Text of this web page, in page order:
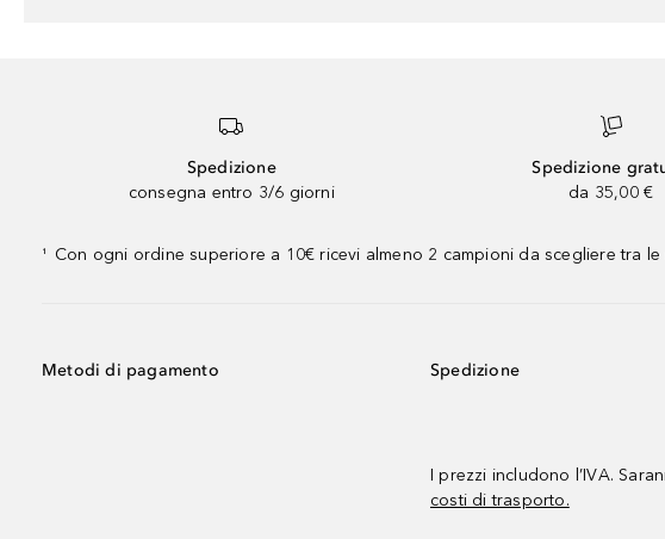
Spedizione
consegna entro 3/6 giorni
Spedizione
da 35,00 €
¹ Con ogni ordine superiore a 10€ ricevi almeno 2 campioni da scegliere tra
Metodi di pagamento Spedizione
I prezzi includono l’IVA.
costi di trasporto.